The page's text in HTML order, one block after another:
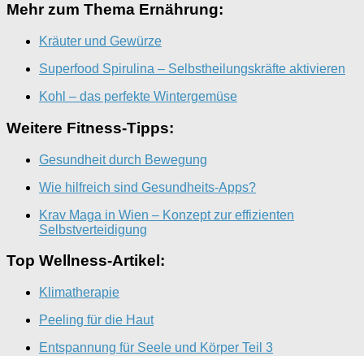
Mehr zum Thema Ernährung:
Kräuter und Gewürze
Superfood Spirulina – Selbstheilungskräfte aktivieren
Kohl – das perfekte Wintergemüse
Weitere Fitness-Tipps:
Gesundheit durch Bewegung
Wie hilfreich sind Gesundheits-Apps?
Krav Maga in Wien – Konzept zur effizienten
Selbstverteidigung
Top Wellness-Artikel:
Klimatherapie
Peeling für die Haut
Entspannung für Seele und Körper Teil 3